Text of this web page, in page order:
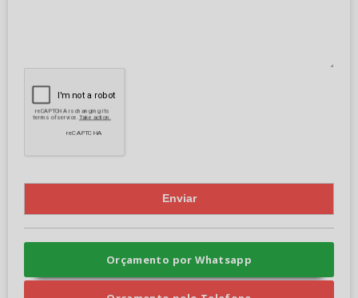
Orçamento por Whatsapp